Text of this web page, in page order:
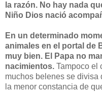
la razón. No hay nada
Niño Dios nació
En un determinado
animales en el portal de
muy bien. El Papa no
nacimientos. Tampoco el
muchos belenes se
la menor constancia de